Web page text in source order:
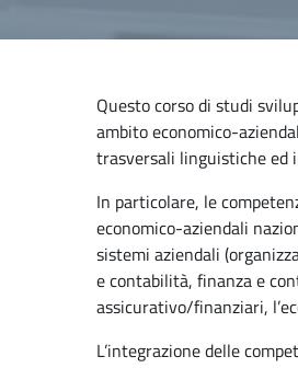
Questo corso di studi
ambito economico-
trasversali linguistiche ed
In particolare, le
economico-aziendali
sistemi aziendali
e contabilità, finanza e
assicurativo/finanziari,
L’integrazione delle